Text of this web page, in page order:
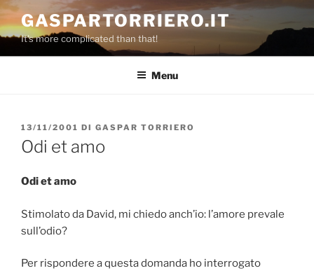
Salta
al
contenuto
GASPARTORRIERO.IT
It's more complicated than that!
Menu
PUBBLICATO
IL
13/11/2001 DI GASPAR TORRIERO
Odi et amo
Odi et amo
Stimolato da David, mi chiedo anch’io: l’amore prevale
sull’odio?
Per rispondere a questa domanda ho interrogato